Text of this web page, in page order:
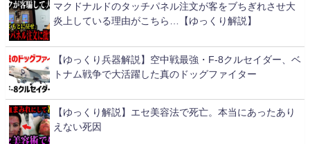
マクドナルドのタッチパネル注文が客をブちぎれさせ大
炎上している理由がこちら…【ゆっくり解説】
【ゆっくり兵器解説】空中戦最強・F-8クルセイダー、ベ
トナム戦争で大活躍した真のドッグファイター
【ゆっくり解説】エセ美容法で死亡。本当にあったあり
えない死因